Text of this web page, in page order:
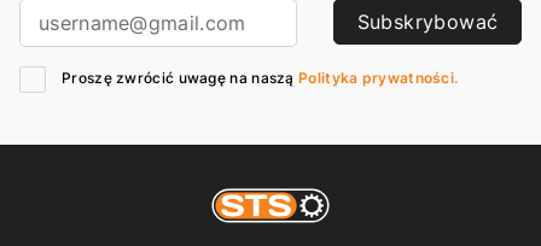
Subskrybować
Proszę zwrócić uwagę na naszą Polityka prywatności.